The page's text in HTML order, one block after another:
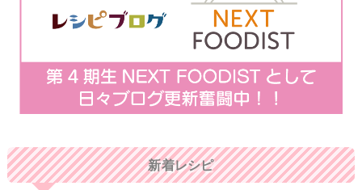
新着レシピ